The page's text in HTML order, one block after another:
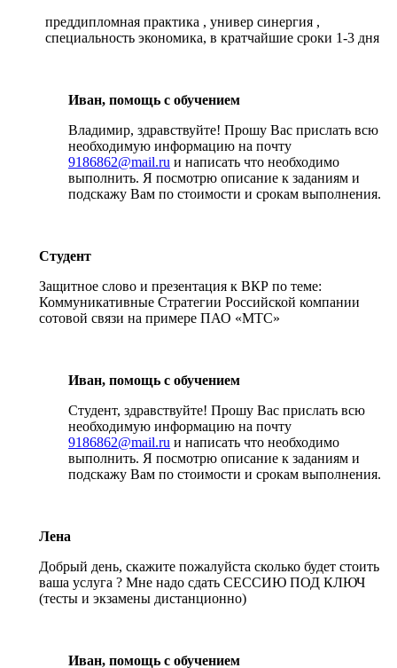
преддипломная практика , универ синергия ,
специальность экономика, в кратчайшие сроки 1-3 дня
Иван, помощь с обучением
Владимир, здравствуйте! Прошу Вас прислать всю
необходимую информацию на почту
9186862@mail.ru и написать что необходимо
выполнить. Я посмотрю описание к заданиям и
подскажу Вам по стоимости и срокам выполнения.
Студент
Защитное слово и презентация к ВКР по теме:
Коммуникативные Стратегии Российской компании
сотовой связи на примере ПАО «МТС»
Иван, помощь с обучением
Студент, здравствуйте! Прошу Вас прислать всю
необходимую информацию на почту
9186862@mail.ru и написать что необходимо
выполнить. Я посмотрю описание к заданиям и
подскажу Вам по стоимости и срокам выполнения.
Лена
Добрый день, скажите пожалуйста сколько будет стоить
ваша услуга ? Мне надо сдать СЕССИЮ ПОД КЛЮЧ
(тесты и экзамены дистанционно)
Иван, помощь с обучением